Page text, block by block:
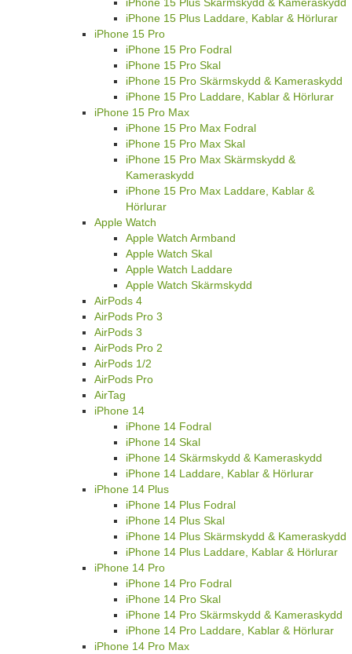
iPhone 15 Plus Laddare, Kablar & Hörlurar
iPhone 15 Pro
iPhone 15 Pro Fodral
iPhone 15 Pro Skal
iPhone 15 Pro Skärmskydd & Kameraskydd
iPhone 15 Pro Laddare, Kablar & Hörlurar
iPhone 15 Pro Max
iPhone 15 Pro Max Fodral
iPhone 15 Pro Max Skal
iPhone 15 Pro Max Skärmskydd &
Kameraskydd
iPhone 15 Pro Max Laddare, Kablar &
Hörlurar
Apple Watch
Apple Watch Armband
Apple Watch Skal
Apple Watch Laddare
Apple Watch Skärmskydd
AirPods 4
AirPods Pro 3
AirPods 3
AirPods Pro 2
AirPods 1/2
AirPods Pro
AirTag
iPhone 14
iPhone 14 Fodral
iPhone 14 Skal
iPhone 14 Skärmskydd & Kameraskydd
iPhone 14 Laddare, Kablar & Hörlurar
iPhone 14 Plus
iPhone 14 Plus Fodral
iPhone 14 Plus Skal
iPhone 14 Plus Skärmskydd & Kameraskydd
iPhone 14 Plus Laddare, Kablar & Hörlurar
iPhone 14 Pro
iPhone 14 Pro Fodral
iPhone 14 Pro Skal
iPhone 14 Pro Skärmskydd & Kameraskydd
iPhone 14 Pro Laddare, Kablar & Hörlurar
iPhone 14 Pro Max